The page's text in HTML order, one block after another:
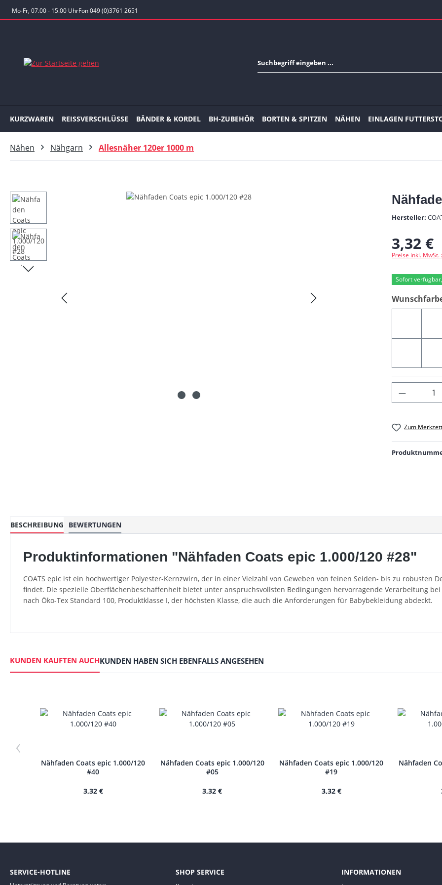
Hauptinhalt springen
Zur Suche springen
Zur Hauptnavigation springen
Mo-Fr, 07.00 - 15.00 UhrFon 049 (0)3761 2651
KURZWAREN REISSVERSCHLÜSSE BÄNDER & KORDEL BH-ZUBEHÖR BORTEN & SPITZEN NÄHEN EINLAGEN
Nähen Nähgarn Allesnäher 120er 1000 m
Bildergalerie überspringen
Hersteller:
Regulärer Preis:
3,32 €
Preise inkl.
Sofort
Zum
BESCHREIBUNG BEWERTUNGEN
Produktinformationen "Nähfaden Coats epic 1.000/120 #28"
COATS epic ist ein hochwertiger Polyester-Kernzwirn, der in einer Vielzahl von Geweben von feinen Seiden- bis zu robusten
findet. Die spezielle Oberflächenbeschaffenheit bietet unter anspruchsvollsten Bedingungen hervorragende Verarbeitung
nach Öko-Tex Standard 100, Produktklasse I, der höchsten Klasse, die auch die Anforderungen für Babybekleidung abdeckt.
KUNDEN KAUFTEN AUCHKUNDEN HABEN SICH EBENFALLS ANGESEHEN
‹
Nähfaden Coats epic 1.000/120
#40
3,32 €
Nähfaden Coats epic 1.000/120
#05
3,32 €
Nähfaden Coats epic 1.000/120
#19
3,32 €
Nähfaden
SERVICE-HOTLINE SHOP SERVICE INFORMATIONEN